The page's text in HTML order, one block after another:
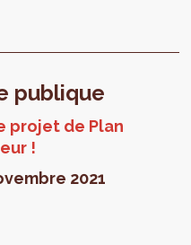
publique
projet de Plan
!
2021